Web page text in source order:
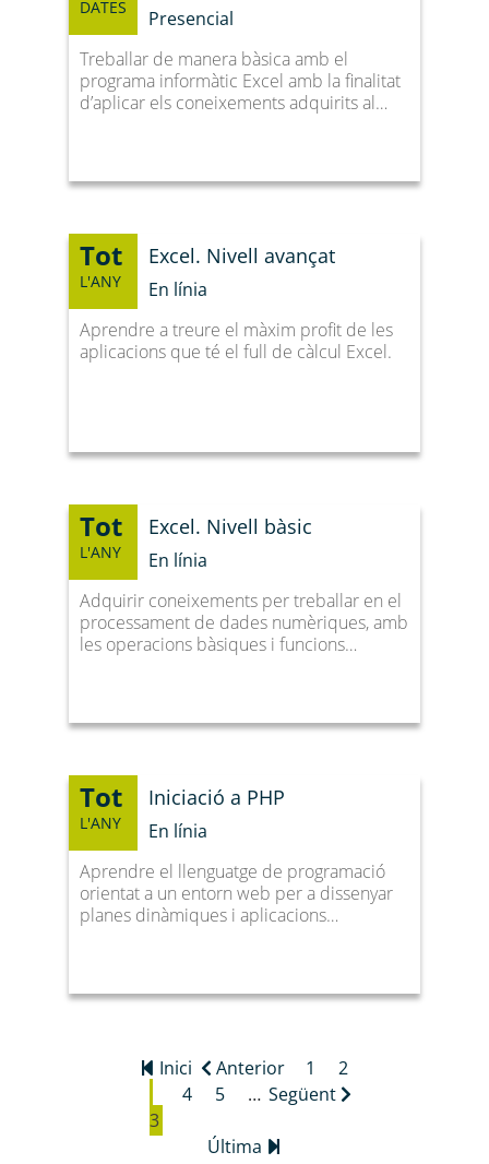
DATES
Presencial
Treballar de manera bàsica amb el
programa informàtic Excel amb la finalitat
d’aplicar els coneixements adquirits al…
Tot
L'ANY
Excel. Nivell avançat
En línia
Aprendre a treure el màxim profit de les
aplicacions que té el full de càlcul Excel.
Tot
L'ANY
Excel. Nivell bàsic
En línia
Adquirir coneixements per treballar en el
processament de dades numèriques, amb
les operacions bàsiques i funcions…
Tot
L'ANY
Iniciació a PHP
En línia
Aprendre el llenguatge de programació
orientat a un entorn web per a dissenyar
planes dinàmiques i aplicacions…
Primera
pàgina
Inici
Pàgina
anterior
Anterior Page
1 Page
2
Current
page
3
Page
4 Page
5 … Següent
Següent
Última
Última